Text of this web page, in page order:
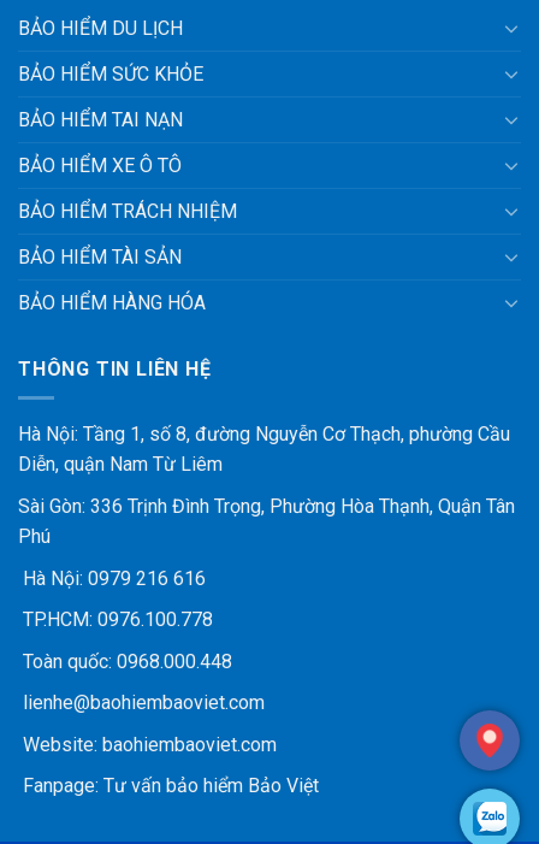
BẢO HIỂM DU LỊCH
BẢO HIỂM SỨC KHỎE
BẢO HIỂM TAI NẠN
BẢO HIỂM XE Ô TÔ
BẢO HIỂM TRÁCH NHIỆM
BẢO HIỂM TÀI SẢN
BẢO HIỂM HÀNG HÓA
THÔNG TIN LIÊN HỆ
Hà Nội: Tầng 1, số 8, đường Nguyễn Cơ Thạch, phường Cầu
Diễn, quận Nam Từ Liêm
Sài Gòn: 336 Trịnh Đình Trọng, Phường Hòa Thạnh, Quận Tân
Phú
Hà Nội: 0979 216 616
TP.HCM: 0976.100.778
Toàn quốc: 0968.000.448
lienhe@baohiembaoviet.com
Website: baohiembaoviet.com
Fanpage: Tư vấn bảo hiểm Bảo Việt